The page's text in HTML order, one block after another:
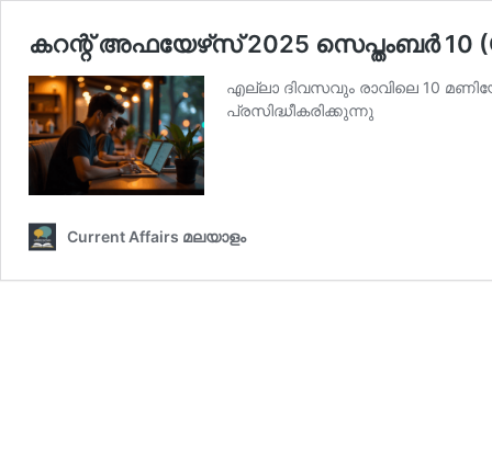
കറന്റ് അഫയേഴ്‌സ് 2025 സെപ്തംബര്‍ 10
എല്ലാ ദിവസവും രാവിലെ 10
പ്രസിദ്ധീകരിക്കുന്നു
Current Affairs മലയാളം